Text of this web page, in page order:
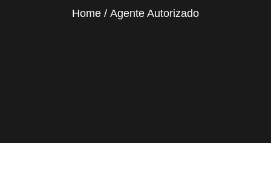
Home Agente Autorizado